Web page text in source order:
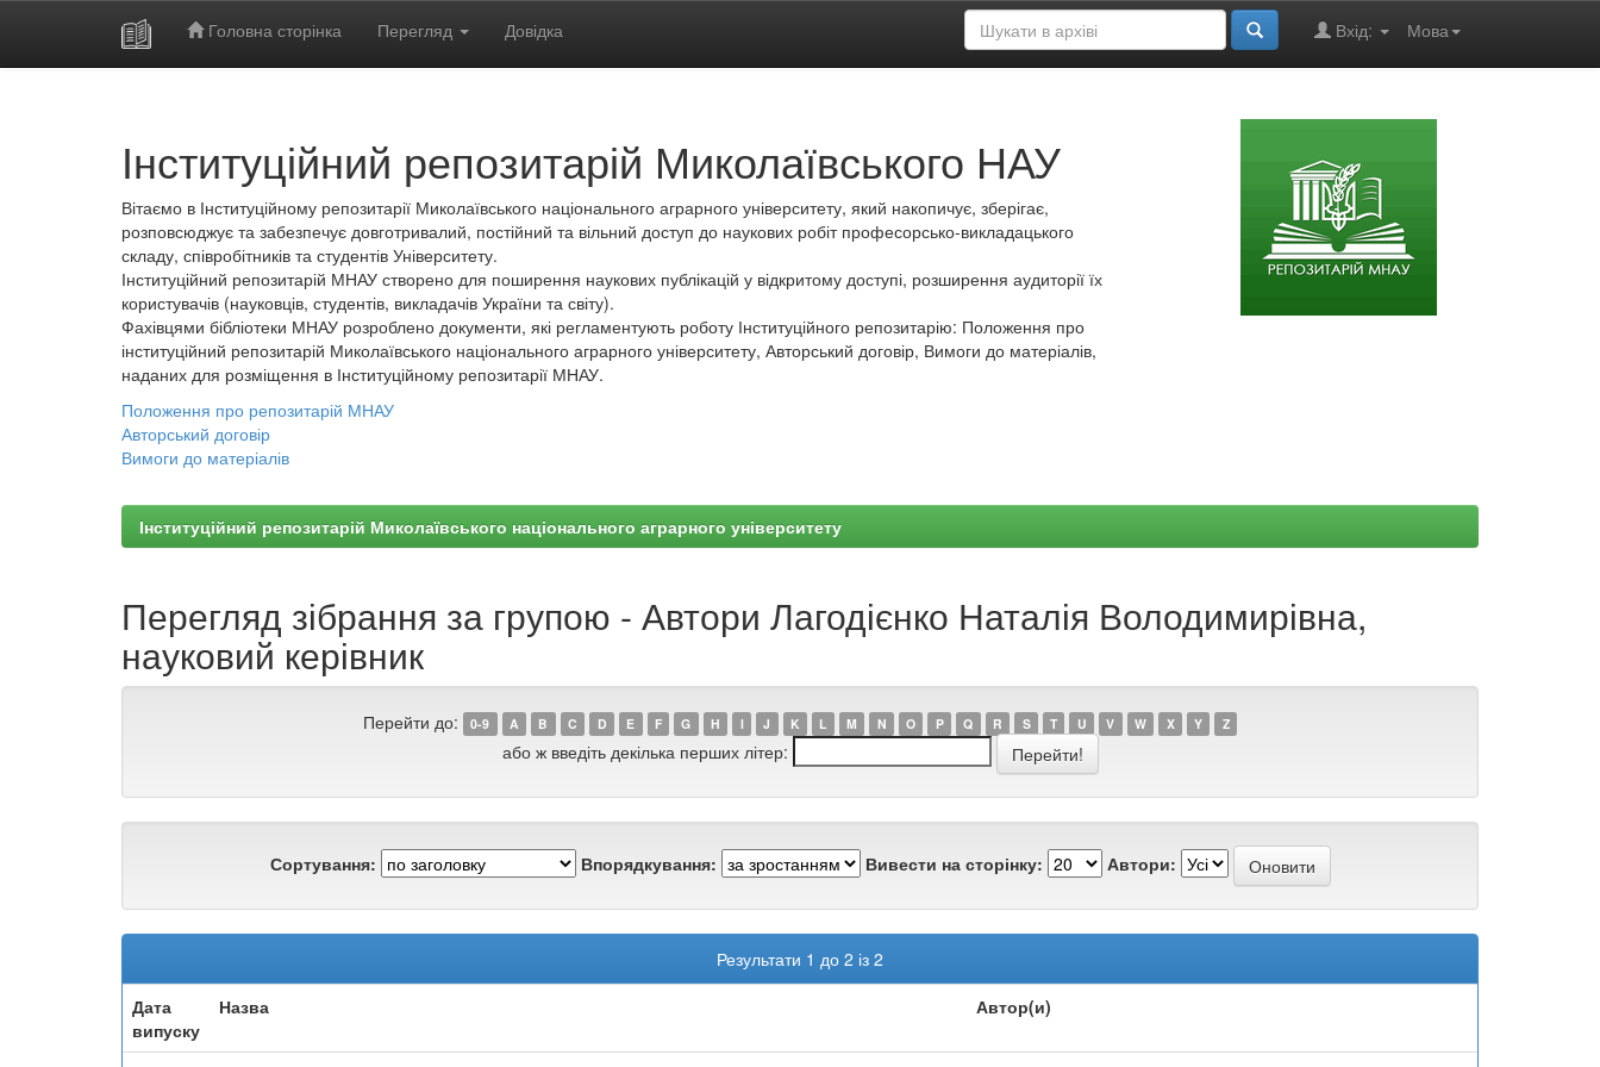
Головна сторінка Перегляд Довідка Мова
Вхід:
Інституційний репозитарій Миколаївського НАУ
Вітаємо в Інституційному репозитарії Миколаївського національного аграрного університету, який накопичує, зберігає,
розповсюджує та забезпечує довготривалий, постійний та вільний доступ до наукових робіт професорсько-викладацького
складу, співробітників та студентів Університету.
Інституційний репозитарій МНАУ створено для поширення наукових публікацій у відкритому доступі, розширення аудиторії їх
користувачів (науковців, студентів, викладачів України та світу).
Фахівцями бібліотеки МНАУ розроблено документи, які регламентують роботу Інституційного репозитарію: Положення про
інституційний репозитарій Миколаївського національного аграрного університету, Авторський договір, Вимоги до матеріалів,
наданих для розміщення в Інституційному репозитарії МНАУ.
Положення про репозитарій МНАУ
Авторський договір
Вимоги до матеріалів
Інституційний репозитарій Миколаївського національного аграрного університету
Перегляд зібрання за групою - Автори Лагодієнко Наталія Володимирівна,
науковий керівник
Перейти до: 0-9 A B C D E F G H I J K L M N O P Q R S T U V W X Y Z
або ж введіть декілька перших літер:
Сортування: Впорядкування: Вивести на сторінку: Автори:
Результати 1 до 2 із 2
Дата
випуску
Назва Автор(и)